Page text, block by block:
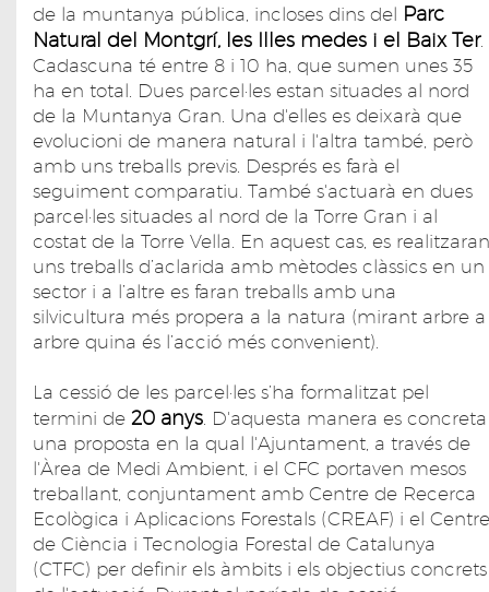
de la muntanya pública, incloses dins del Parc
Natural del Montgrí, les Illes medes i el Baix Ter.
Cadascuna té entre 8 i 10 ha, que sumen unes 35
ha en total. Dues parcel·les estan situades al nord
de la Muntanya Gran. Una d'elles es deixarà que
evolucioni de manera natural i l'altra també, però
amb uns treballs previs. Després es farà el
seguiment comparatiu. També s'actuarà en dues
parcel·les situades al nord de la Torre Gran i al
costat de la Torre Vella. En aquest cas, es realitzaran
uns treballs d’aclarida amb mètodes clàssics en un
sector i a l’altre es faran treballs amb una
silvicultura més propera a la natura (mirant arbre a
arbre quina és l’acció més convenient).
La cessió de les parcel·les s’ha formalitzat pel
termini de 20 anys . D'aquesta manera es concreta
una proposta en la qual l'Ajuntament, a través de
l'Àrea de Medi Ambient, i el CFC portaven mesos
treballant, conjuntament amb Centre de Recerca
Ecològica i Aplicacions Forestals (CREAF) i el Centre
de Ciència i Tecnologia Forestal de Catalunya
(CTFC) per definir els àmbits i els objectius concrets